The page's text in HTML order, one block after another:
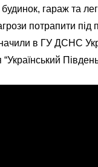
гараж та
потрапити під
в ГУ ДСНС